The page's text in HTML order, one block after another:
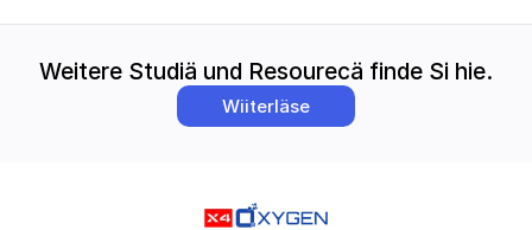
Weitere Studiä und Resourecä finde Si hie.
Wiiterläse